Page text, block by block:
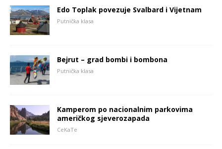
Edo Toplak povezuje Svalbard i Vijetnam
Putnička klasa
Bejrut – grad bombi i bombona
Putnička klasa
Kamperom po nacionalnim parkovima
američkog sjeverozapada
CeKaTe